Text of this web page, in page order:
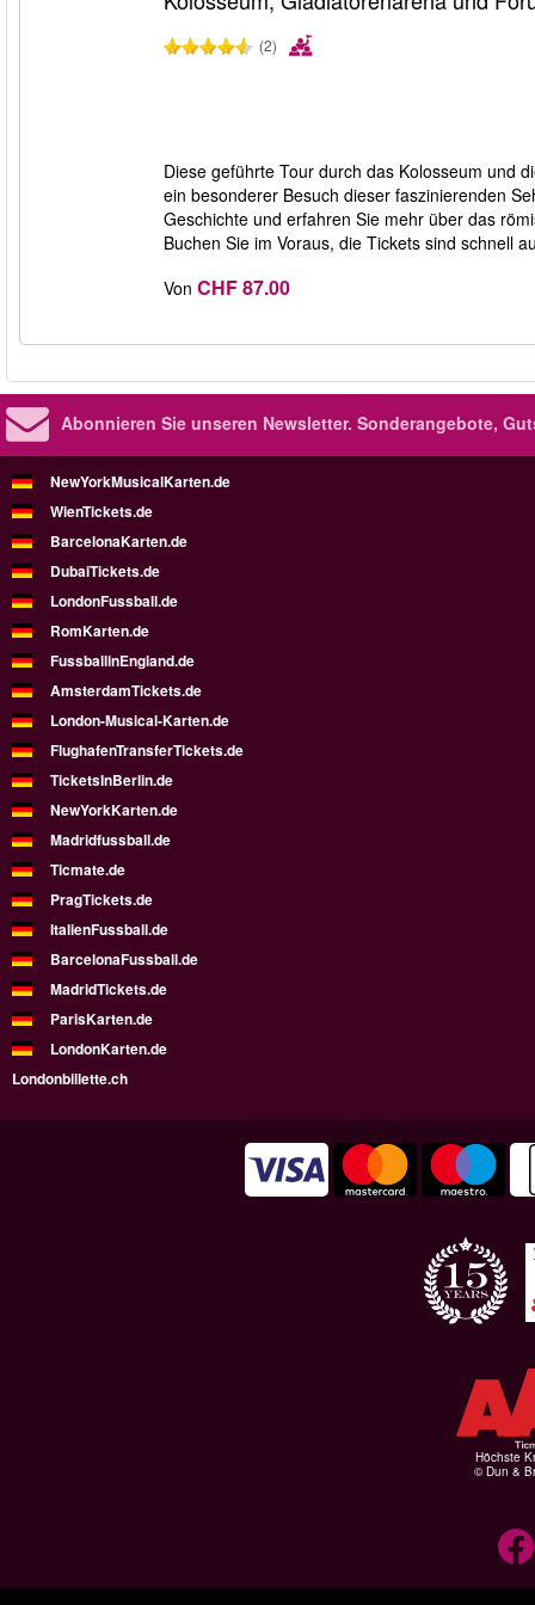
(2)
Diese geführte Tour durch das Kolosseum und
ein besonderer Besuch dieser faszinierenden
Geschichte und erfahren Sie mehr über das
Buchen Sie im Voraus, die Tickets sind schnell
Von CHF 87.00
Abonnieren Sie unseren Newsletter. Sonderangebote,
NewYorkMusicalKarten.de
WienTickets.de
BarcelonaKarten.de
DubaiTickets.de
LondonFussball.de
RomKarten.de
FussballinEngland.de
AmsterdamTickets.de
London-Musical-Karten.de
FlughafenTransferTickets.de
TicketsInBerlin.de
NewYorkKarten.de
Madridfussball.de
Ticmate.de
PragTickets.de
ItalienFussball.de
BarcelonaFussball.de
MadridTickets.de
ParisKarten.de
LondonKarten.de
Londonbillette.ch
Höchste
© Dun &